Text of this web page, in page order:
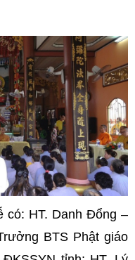
có: HT. Danh Đổng –
BTS Phật giáo